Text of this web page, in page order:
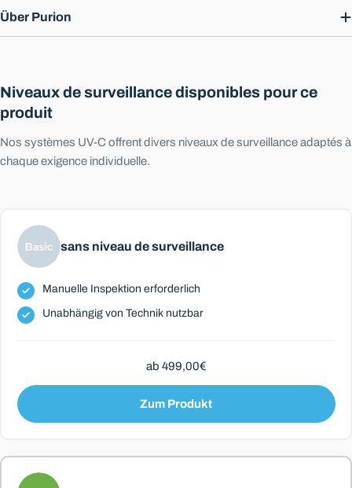
Über Purion
Niveaux de surveillance disponibles pour ce
produit
Nos systèmes UV-C offrent divers niveaux de surveillance adaptés à
chaque exigence individuelle.
sans niveau de surveillance
Manuelle Inspektion erforderlich
Unabhängig von Technik nutzbar
ab 499,00€
Zum Produkt